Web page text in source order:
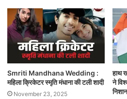
Smriti Mandhana Wedding :
महिला क्रिकेटर स्मृति मंधाना की टली शादी
November 23, 2025
हाथ
ने